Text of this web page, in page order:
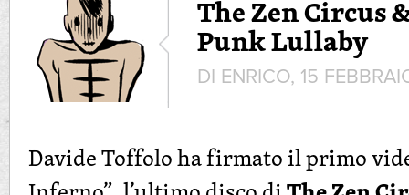
The Zen Circus
Punk Lullaby
DI ENRICO, 15
Davide Toffolo ha firmato il primo